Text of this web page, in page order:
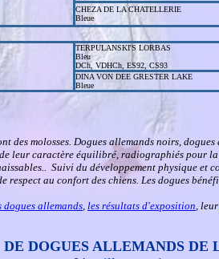
CHEZA DE LA CHATELLERIE
Bleue
TERPULANSKI'S LORBAS
Bleu
DCh, VDHCh, ES92, CS93
DINA VON DEE GRESTER LAKE
Bleue
molosses. Dogues allemands noirs,
leur caractère équilibré, radiographiés pour
Suivi du développement physique et
respect au confort des chiens. Les dogues
dogues allemands, les résultats d'exposition, leur
DOGUES ALLEMANDS DE